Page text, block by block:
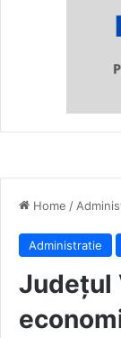
Home /
Administratie
Județul